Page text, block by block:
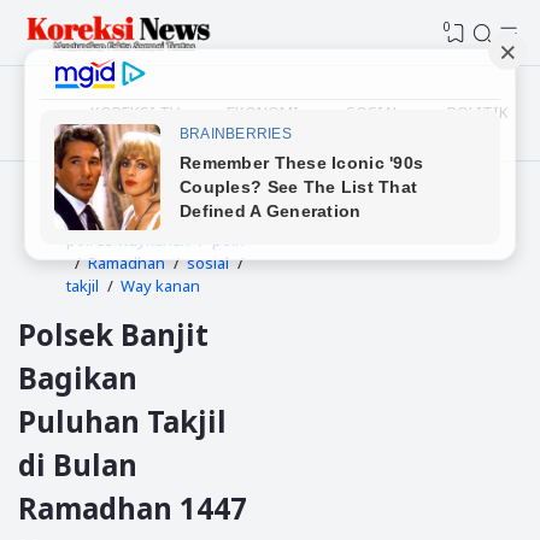
0
KOREKSI TV EKONOMI SOSIAL POLITIK
Beranda
polres waykanan
polri
Ramadhan
sosial
takjil
Way kanan
Polsek Banjit
Bagikan
Puluhan Takjil
di Bulan
Ramadhan 1447